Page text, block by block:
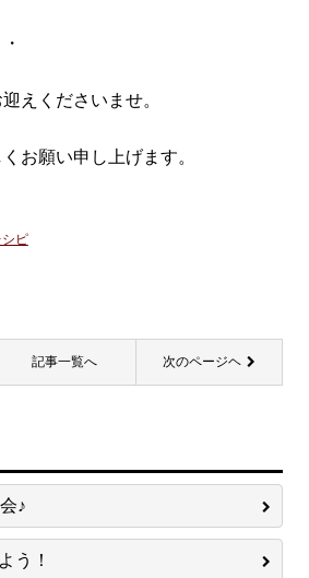
えくださいませ。
お願い申し上げます。
シピ
記事一覧へ 次のページヘ
♪
う！